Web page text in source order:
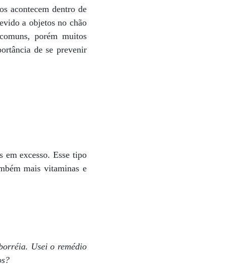
acontecem dentro de
a objetos no chão
porém muitos
de se prevenir
em excesso. Esse tipo
mais vitaminas e
Usei o remédio